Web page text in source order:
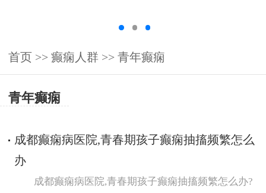
首页 >> 癫痫人群 >> 青年癫痫
青年癫痫
成都癫痫病医院,青春期孩子癫痫抽搐频繁怎么
办
成都癫痫病医院,青春期孩子癫痫抽搐频繁怎么办?